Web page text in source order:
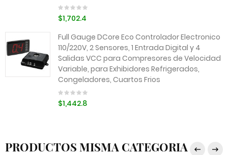
$1,702.4
Full Gauge DCore Eco Controlador Electronico
110/220V, 2 Sensores, 1 Entrada Digital y 4
Salidas VCC para Compresores de Velocidad
Variable, para Exhibidores Refrigerados,
Congeladores, Cuartos Frios
$1,442.8
PRODUCTOS MISMA CATEGORIA